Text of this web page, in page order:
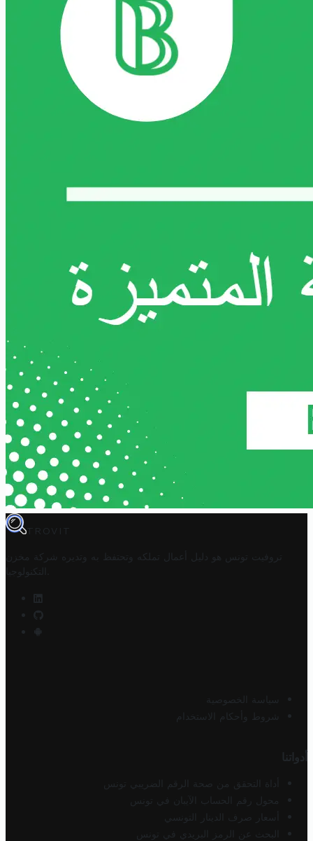
TROVIT
تروفيت تونس هو دليل أعمال تملكه وتحتفظ به وتديره
شركة مخزن
التكنولوجيا
سياسة الخصوصية
شروط وأحكام الاستخدام
أدواتنا
أداة التحقق من صحة الرقم الضريبي تونس
محول رقم الحساب الآيبان في تونس
أسعار صرف الدينار التونسي
البحث عن الرمز البريدي في تونس